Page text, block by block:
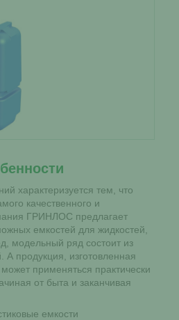
характеризуется тем, что
качественного и
ГРИНЛОС предлагает
емкостей для жидкостей,
модельный ряд состоит из
продукция, изготовленная
применяться практически
от быта и заканчивая
емкости